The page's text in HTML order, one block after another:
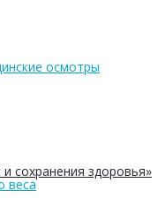
сохранения здоровья»
осмотры
веса